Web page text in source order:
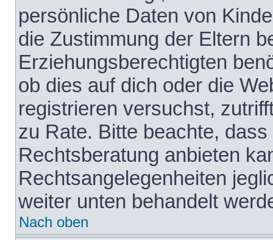
persönliche Daten von
die Zustimmung der Eltern
Erziehungsberechtigten
ob dies auf dich oder die
registrieren versuchst,
zu Rate. Bitte beachte,
Rechtsberatung anbieten
Rechtsangelegenheiten
weiter unten behandelt
Nach oben